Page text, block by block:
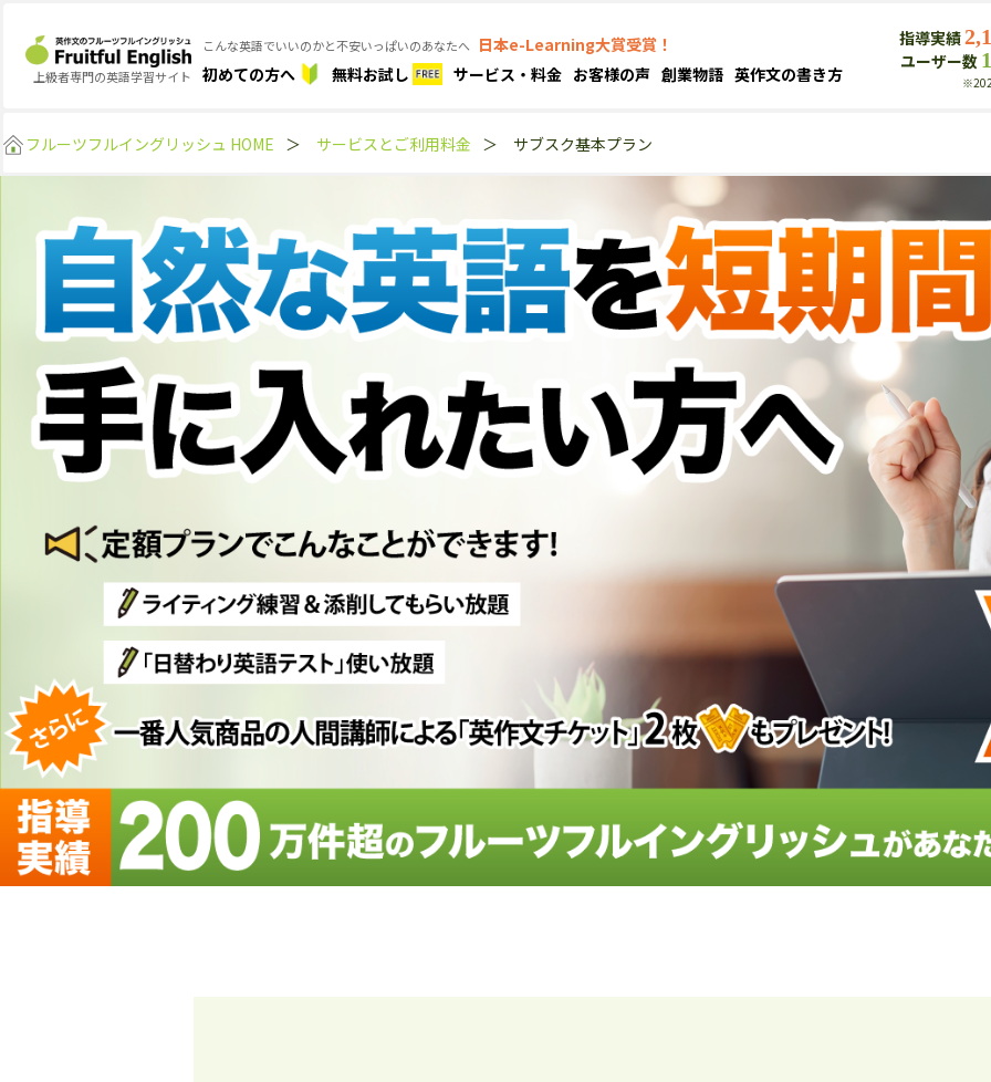
上級者専門の英語学習サイト
こんな英語でいいのかと不安いっぱいのあなたへ 日本e-Learning大賞受賞！
初めての方へ
無料お試し サービス・料金 お客様の声 創業物語 英作文の書き方
指導実績
ユーザー数
フルーツフルイングリッシュ HOME ＞ サービスとご利用料金 ＞ サブスク基本プラン